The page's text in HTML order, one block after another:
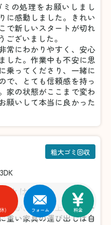
の処理をお願いしまし
に感動しました。きれい
で新しいスタートが切れ
ざいました。
常にわかりやすく、安心
した。作業中も不安に思
乗ってくださり、一緒に
で、とても信頼感を持っ
家の状態がここまで変わ
願いして本当に良かった
3DK
粗大ゴミ回収
とは！
たが、想像以上にスムー
重い家具の運び出しは自
) フォーム 料金